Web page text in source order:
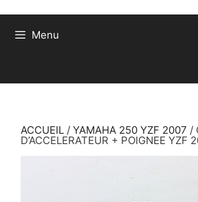
Menu
ACCUEIL / YAMAHA 250 YZF 2007 /
D’ACCELERATEUR + POIGNEE YZF